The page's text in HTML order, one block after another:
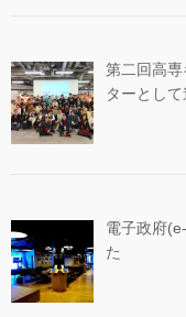
第二回高
ターとし
電子政府
た